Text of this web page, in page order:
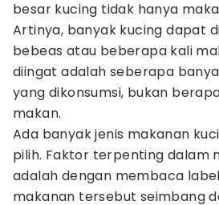
besar kucing tidak hanya
Artinya, banyak kucing dapat
bebeas atau beberapa kali
diingat adalah seberapa
yang dikonsumsi, bukan
makan.
Ada banyak jenis makanan
pilih. Faktor terpenting dalam
adalah dengan membaca
makanan tersebut seimbang